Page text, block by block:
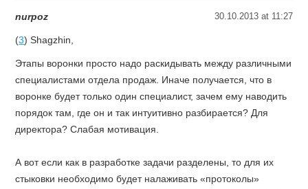
nurpoz 30.10.2013 at 11:27
(3) Shagzhin,
Этапы воронки просто надо раскидывать между различными
специалистами отдела продаж. Иначе получается, что в
воронке будет только один специалист, зачем ему наводить
порядок там, где он и так интуитивно разбирается? Для
директора? Слабая мотивация.
А вот если как в разработке задачи разделены, то для их
стыковки необходимо будет налаживать «протоколы»